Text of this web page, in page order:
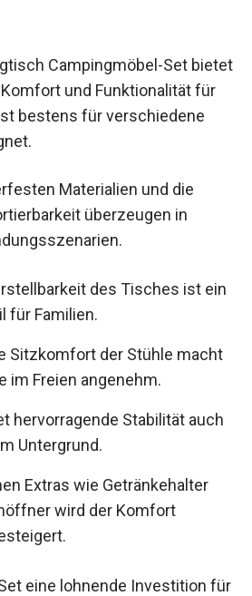
Campingmöbel-Set bietet
und Funktionalität für
bestens für verschiedene
Materialien und die
überzeugen in
des Tisches ist ein
für Familien.
Sitzkomfort der Stühle macht
im Freien angenehm.
hervorragende Stabilität auch
Untergrund.
Extras wie Getränkehalter
wird der Komfort
eine lohnende Investition für